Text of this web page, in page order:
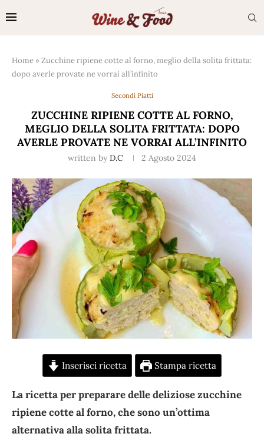
Home »Zucchine ripiene cotte al forno, meglio della solita frittata:
dopo averle provate ne vorrai all’infinito
Secondi Piatti
ZUCCHINE RIPIENE COTTE AL FORNO,
MEGLIO DELLA SOLITA FRITTATA: DOPO
AVERLE PROVATE NE VORRAI ALL’INFINITO
written by D.C 2 Agosto 2024
Inserisci ricetta Stampa ricetta
La ricetta per preparare delle deliziose zucchine
ripiene cotte al forno, che sono un’ottima
alternativa alla solita frittata.